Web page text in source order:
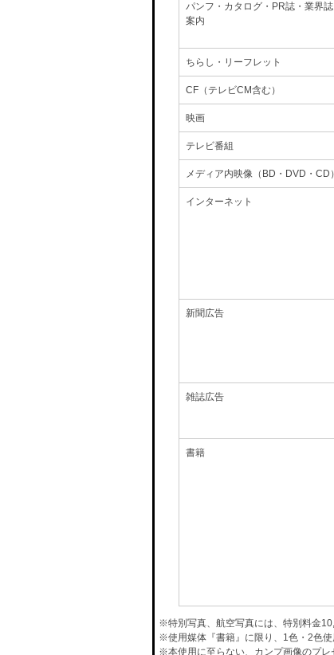
パンフ・カタログ・PR誌・業界
案内
ちらし・リーフレット
CF（テレビCM含む）
映画
テレビ番組
メディア内映像（BD・DVD・CD）
インターネット
新聞広告
雑誌広告
書籍
※特別写真、航空写真には、特別料金
※使用媒体『書籍』に限り、1色・2色使
※本使用に至らない、カンプ画像のプレ